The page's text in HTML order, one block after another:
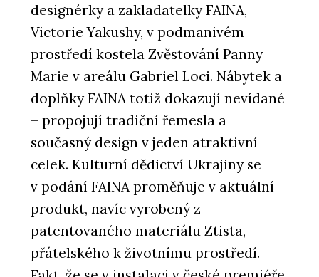
designérky a zakladatelky FAINA,
Victorie Yakushy, v podmanivém
prostředí kostela Zvěstování Panny
Marie v areálu Gabriel Loci. Nábytek a
doplňky FAINA totiž dokazují nevídané
– propojují tradiční řemesla a
současný design v jeden atraktivní
celek. Kulturní dědictví Ukrajiny se
v podání FAINA proměňuje v aktuální
produkt, navíc vyrobený z
patentovaného materiálu Ztista,
přátelského k životnímu prostředí.